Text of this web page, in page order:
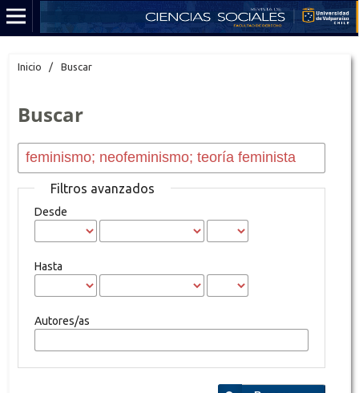
Inicio / Buscar
Buscar
Filtros avanzados
Desde
Hasta
Autores/as